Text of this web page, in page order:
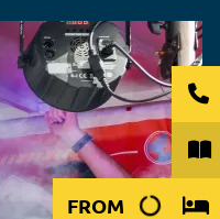
FROM